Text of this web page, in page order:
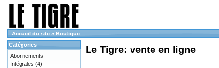
Accueil du site » Boutique
Le Tigre: vente en ligne
Catégories
Abonnements
Intégrales (4)